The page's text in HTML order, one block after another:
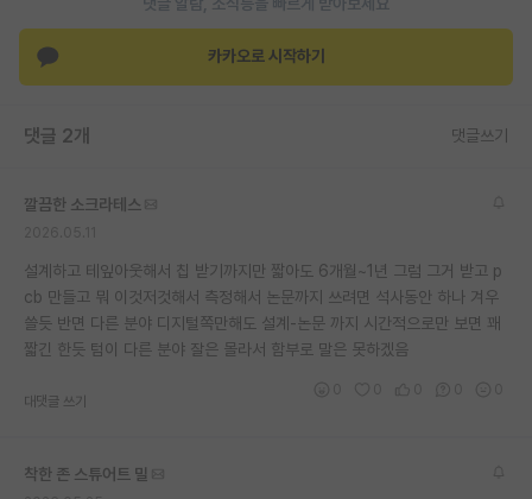
반도체/AI 게시판
학술 정보 게시판
커리어
유학교육
이벤트
반도체 아카데미
재팬라운지 🌸
카카오로 시작하기
댓글 2개 댓글쓰기
깔끔한 소크라테스
설계하고 테잎아웃해서 칩 받기까지만 짧아도 6개월~1년 그럼 그거 받고 p
cb 만들고 뭐 이것저것해서 측정해서 논문까지 쓰려면 석사동안 하나 겨우
쓸듯 반면 다른 분야 디지털쪽만해도 설계-논문 까지 시간적으로만 보면 꽤
짧긴 한듯 텀이 다른 분야 잘은 몰라서 함부로 말은 못하겠음
대댓글 쓰기
착한 존 스튜어트 밀